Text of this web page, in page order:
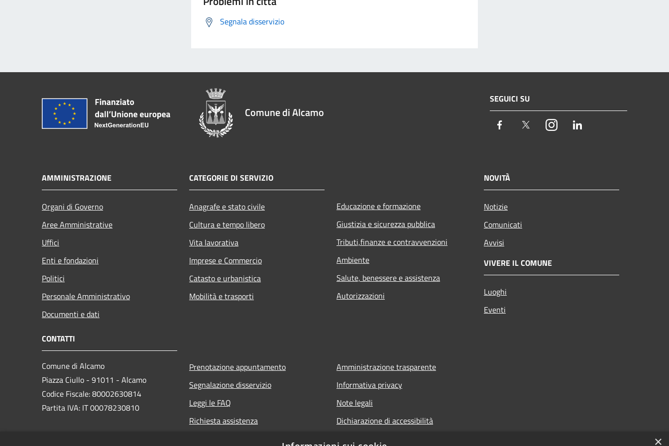
Segnala disservizio
Comune di Alcamo
SEGUICI SU
Facebook TwitterInstagram
AMMINISTRAZIONE
Organi di Governo
Aree Amministrative
Uffici
Enti e fondazioni
Politici
Personale Amministrativo
Documenti e dati
CATEGORIE DI SERVIZIO
Anagrafe e stato civile
Cultura e tempo libero
Vita lavorativa
Imprese e Commercio
Catasto e urbanistica
Mobilità e trasporti
Educazione e formazione
Giustizia e sicurezza pubblica
Tributi,finanze e contravvenzioni
Ambiente
Salute, benessere e assistenza
Autorizzazioni
NOVITÀ
Notizie
Comunicati
Avvisi
VIVERE IL COMUNE
Luoghi
Eventi
CONTATTI
Comune di Alcamo
Piazza Ciullo - 91011 - Alcamo
Codice Fiscale: 80002630814
Partita IVA: IT 00078230810
Prenotazione appuntamento
Segnalazione disservizio
Leggi le FAQ
Richiesta assistenza
Amministrazione trasparente
Informativa privacy
Note legali
Dichiarazione di accessibilità
×